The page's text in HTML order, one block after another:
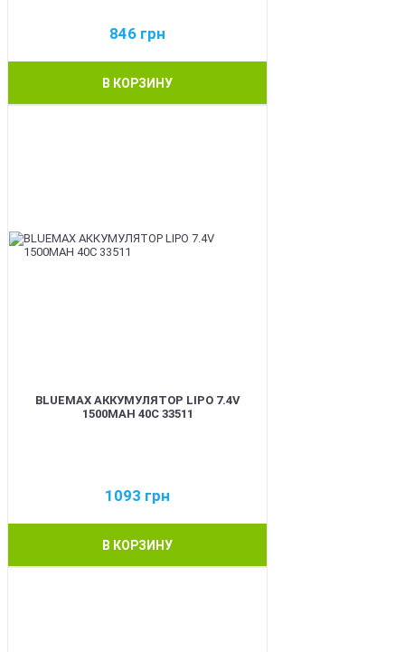
846 грн
В КОРЗИНУ
BLUEMAX АККУМУЛЯТОР LIPO 7.4V
1500MAH 40C 33511
1093 грн
В КОРЗИНУ